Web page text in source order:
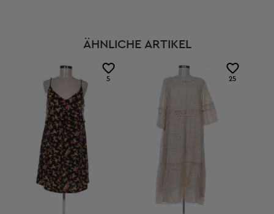
ÄHNLICHE ARTIKEL
5 25